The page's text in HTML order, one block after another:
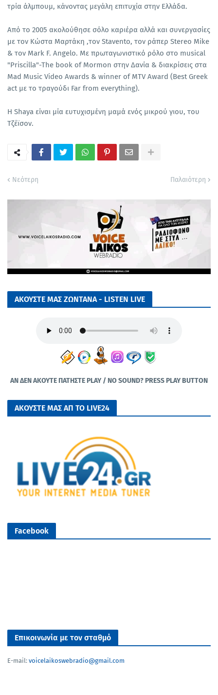
τρία άλμπουμ, κάνοντας μεγάλη επιτυχία στην Ελλάδα.
Από το 2005 ακολούθησε σόλο καριέρα αλλά και συνεργασίες
με τον Κώστα Μαρτάκη ,τον Stavento, τον ράπερ Stereo Mike
& τον Mark F. Angelo. Με πρωταγωνιστικό ρόλο στο musical
"Priscilla"-The book of Mormon στην Δανία & διακρίσεις στα
Mad Music Video Awards & winner of MTV Award (Βest Greek
act με το τραγούδι Far from everything).
Η Shaya είναι μία ευτυχισμένη μαμά ενός μικρού γιου, του
Τζέϊσον.
Νεότερη Παλαιότερη
ΑΚΟΥΣΤΕ ΜΑΣ ΖΩΝΤΑΝΑ - LISTEN LIVE
ΑΝ ΔΕΝ ΑΚΟΥΤΕ ΠΑΤΗΣΤΕ PLAY / NO SOUND? PRESS PLAY BUTTON
ΑΚΟΥΣΤΕ ΜΑΣ ΑΠ ΤΟ LIVE24
Facebook
Επικοινωνία με τον σταθμό
E-mail: voicelaikoswebradio@gmail.com